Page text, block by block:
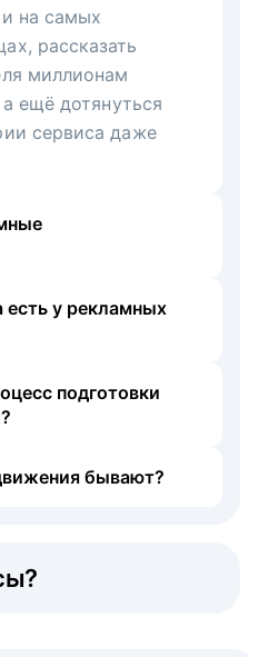
на самых
рассказать
миллионам
ещё дотянуться
сервиса даже
у рекламных
подготовки
бывают?